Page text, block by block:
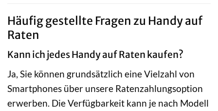
Häufig gestellte Fragen zu Handy auf
Raten
Kann ich jedes Handy auf Raten kaufen?
Ja, Sie können grundsätzlich eine Vielzahl von
Smartphones über unsere Ratenzahlungsoption
erwerben. Die Verfügbarkeit kann je nach Modell